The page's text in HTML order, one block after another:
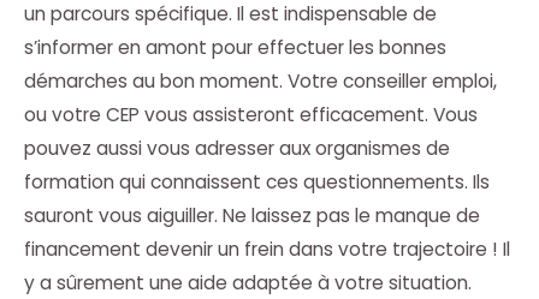
un parcours spécifique. Il est indispensable de
s’informer en amont pour effectuer les bonnes
démarches au bon moment. Votre conseiller emploi,
ou votre CEP vous assisteront efficacement. Vous
pouvez aussi vous adresser aux organismes de
formation qui connaissent ces questionnements. Ils
sauront vous aiguiller. Ne laissez pas le manque de
financement devenir un frein dans votre trajectoire ! Il
y a sûrement une aide adaptée à votre situation.